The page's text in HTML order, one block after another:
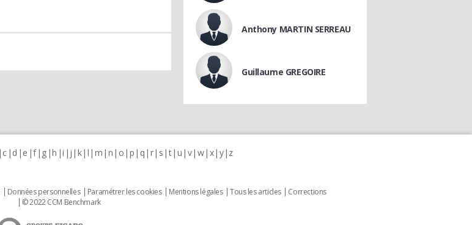
Anthony MARTIN SERREAU
Guillaume GREGOIRE
c d e f g h i j k l m n o p q r s t u v w x y z
Données personnelles Paramétrer les cookies Mentions légales Tous les articles
Corrections
© 2022 CCM Benchmark